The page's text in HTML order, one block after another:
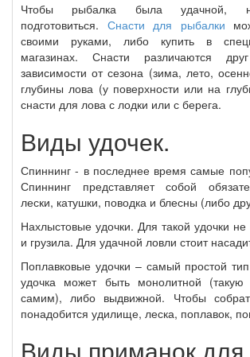
Чтобы рыбалка была удачной,
подготовиться. Снасти для рыбалки
своими руками, либо купить в
магазинах. Снасти различаются
зависимости от сезона (зима, лето,
глубины лова (у поверхности или на
снасти для лова с лодки или с берега.
Виды удочек.
Спиннинг - в последнее время самые
Спиннинг представляет собой
лески, катушки, поводка и блесны (либо
Нахлыстовые удочки. Для такой удочки
и грузила. Для удачной ловли стоит
Поплавковые удочки – самый простой
удочка может быть монолитной
самим), либо выдвижной. Чтобы
понадобится удилище, леска, поплавок,